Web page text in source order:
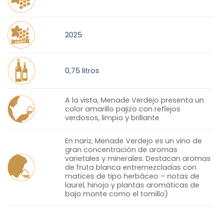
2025
0,75 litros
A la vista, Menade Verdejo presenta un
color amarillo pajizo con reflejos
verdosos, limpio y brillante
En nariz, Menade Verdejo es un vino de
gran concentración de aromas
varietales y minerales. Destacan aromas
de fruta blanca entremezcladas con
matices de tipo herbáceo – notas de
laurel, hinojo y plantas aromáticas de
bajo monte como el tomillo)